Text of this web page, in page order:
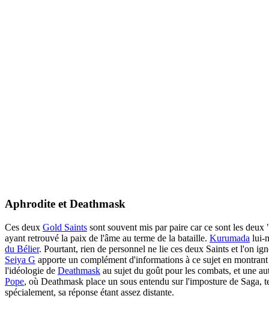
Aphrodite et Deathmask
Ces deux Gold Saints sont souvent mis par paire car ce sont les
ayant retrouvé la paix de l'âme au terme de la bataille. Kurumada lui-
du Bélier. Pourtant, rien de personnel ne lie ces deux Saints et l'on
Seiya G apporte un complément d'informations à ce sujet en
l'idéologie de Deathmask au sujet du goût pour les combats, et une
Pope, où Deathmask place un sous entendu sur l'imposture de
spécialement, sa réponse étant assez distante.